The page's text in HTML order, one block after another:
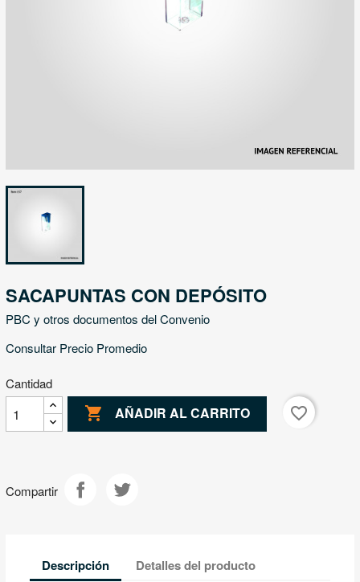
SACAPUNTAS CON DEPÓSITO
PBC y otros documentos del Convenio
Consultar Precio Promedio
Cantidad
 AÑADIR AL CARRITO favorite_border
Compartir
Descripción Detalles del producto